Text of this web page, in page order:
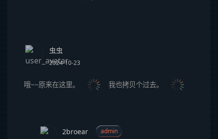
虫虫
2024-10-23
哦~~原来在这里。 我也拷贝个过去。
2broear
admin